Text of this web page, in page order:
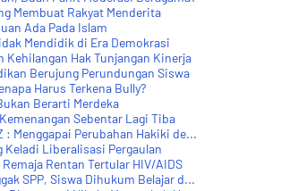
Membuat Rakyat Menderita
Ada Pada Islam
Mendidik di Era Demokrasi
Kehilangan Hak Tunjangan Kinerja
Berujung Perundungan Siswa
Harus Terkena Bully?
Berarti Merdeka
Sebentar Lagi Tiba
: Menggapai Perubahan Hakiki de...
Keladi Liberalisasi Pergaulan
Rentan Tertular HIV/AIDS
SPP, Siswa Dihukum Belajar d...